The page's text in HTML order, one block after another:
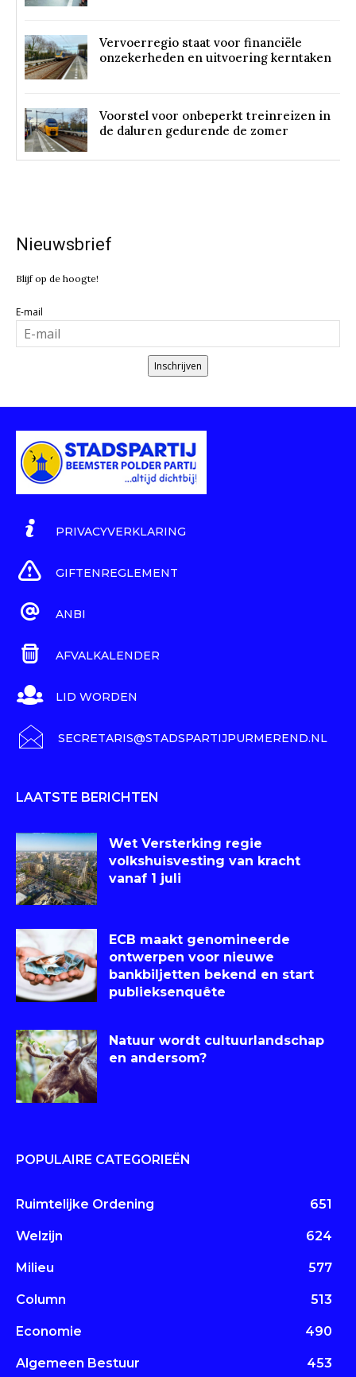
Vervoerregio staat voor financiële
onzekerheden en uitvoering kerntaken
Voorstel voor onbeperkt treinreizen in
de daluren gedurende de zomer
Nieuwsbrief
Blijf op de hoogte!
E-mail
Inschrijven
PRIVACYVERKLARING
GIFTENREGLEMENT
ANBI
AFVALKALENDER
LID WORDEN
SECRETARIS@STADSPARTIJPURMEREND.NL
LAATSTE BERICHTEN
Wet Versterking regie
volkshuisvesting van kracht
vanaf 1 juli
ECB maakt genomineerde
ontwerpen voor nieuwe
bankbiljetten bekend en start
publieksenquête
Natuur wordt cultuurlandschap
en andersom?
POPULAIRE CATEGORIEËN
Ruimtelijke Ordening 651
Welzijn 624
Milieu 577
Column 513
Economie 490
Algemeen Bestuur 453